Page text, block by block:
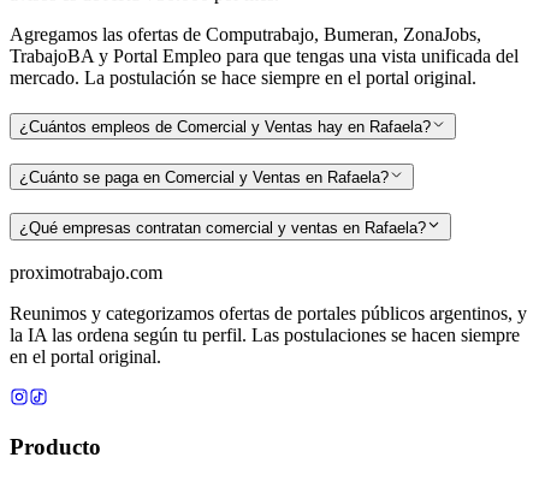
Agregamos las ofertas de Computrabajo, Bumeran, ZonaJobs,
TrabajoBA y Portal Empleo para que tengas una vista unificada del
mercado. La postulación se hace siempre en el portal original.
¿Cuántos empleos de Comercial y Ventas hay en Rafaela?
¿Cuánto se paga en Comercial y Ventas en Rafaela?
¿Qué empresas contratan comercial y ventas en Rafaela?
proximotrabajo.com
Reunimos y categorizamos ofertas de portales públicos argentinos, y
la IA las ordena según tu perfil. Las postulaciones se hacen siempre
en el portal original.
Producto